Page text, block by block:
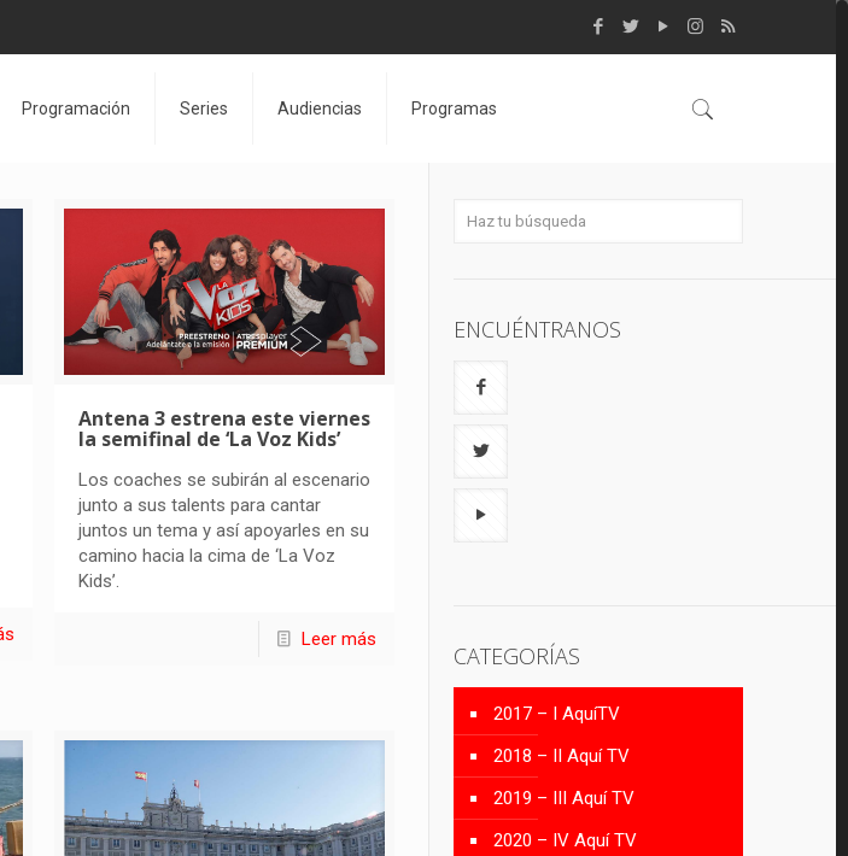
Programación Series Audiencias Programas
Antena 3 estrena este viernes
la semifinal de ‘La Voz Kids’
Los coaches se subirán al escenario
junto a sus talents para cantar
juntos un tema y así apoyarles en su
camino hacia la cima de ‘La Voz
Kids’.
Leer más
ENCUÉNTRANOS
CATEGORÍAS
2017 – I AquíTV
2018 – II Aquí TV
2019 – III Aquí TV
2020 – IV Aquí TV